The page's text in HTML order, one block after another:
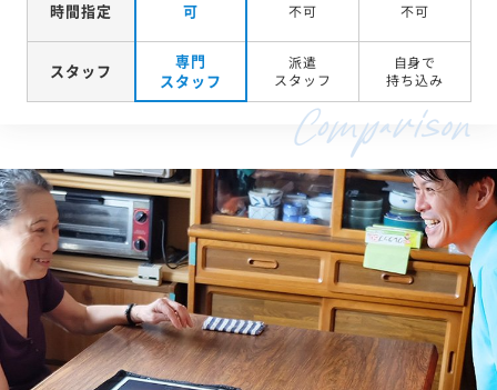
時間指定 可 不可 不可
スタッフ
専門
スタッフ
派遣
スタッフ
自身で
持ち込み